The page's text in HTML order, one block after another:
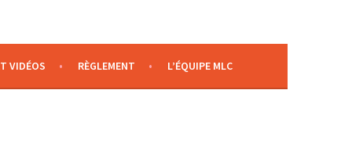
VIDÉOS RÈGLEMENT L’ÉQUIPE MLC